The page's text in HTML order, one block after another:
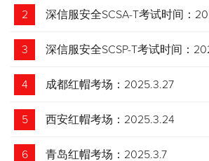
2 深信服安全SCSA-T考试时间：
3 深信服安全SCSP-T考试时间：
4 成都红帽考场：2025.3.27
5 西安红帽考场：2025.3.24
6 青岛红帽考场：2025.3.7